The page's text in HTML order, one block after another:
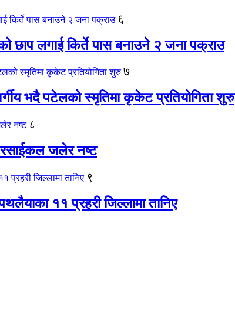
६
छाप लगाई किर्ते पास बनाउने २ जना पक्राउ
७
भदै पटेलको स्मृतिमा कृकेट प्रतियोगिता शुरु
८
जलेर नष्ट
९
११ प्रहरी जिल्लामा तानिए